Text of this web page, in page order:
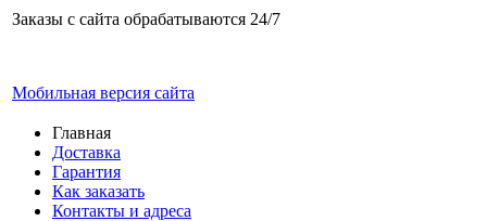
Заказы с сайта обрабатываются 24/7
Мобильная версия сайта
Главная
Доставка
Гарантия
Как заказать
Контакты и адреса